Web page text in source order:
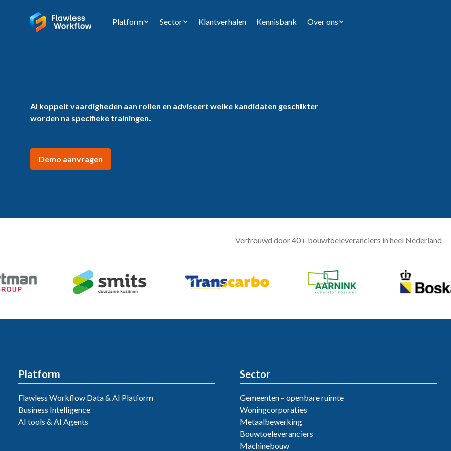
Platform Sector Klantverhalen Kennisbank Over ons
AI koppelt vaardigheden aan rollen en adviseert welke kandidaten geschikter
worden na specifieke trainingen.
Demo aanvragen
Vertrouwd door 40+ bouwtoeleveranciers in heel Nederland
Platform
Flawless Workflow Data & AI Platform
Business Intelligence
AI tools & AI Agents
Sector
Gemeenten – openbare ruimte
Woningcorporaties
Metaalbewerking
Bouwtoeleveranciers
Machinebouw